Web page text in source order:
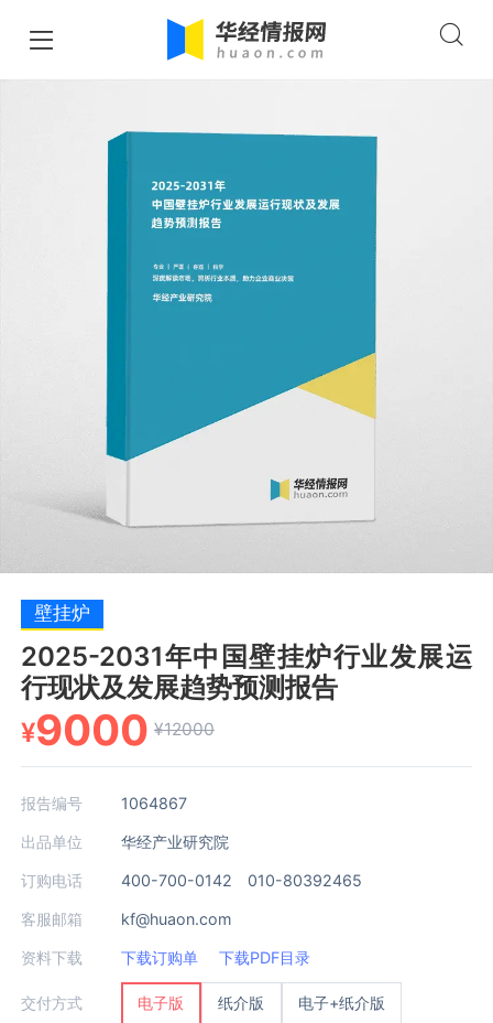
壁挂炉
2025-2031年中国壁挂炉行业发展运
行现状及发展趋势预测报告
¥9000 ¥12000
报告编号 1064867
出品单位 华经产业研究院
订购电话 400-700-0142 010-80392465
客服邮箱 kf@huaon.com
资料下载 下载订购单 下载PDF目录
交付方式 电子版 纸介版 电子+纸介版